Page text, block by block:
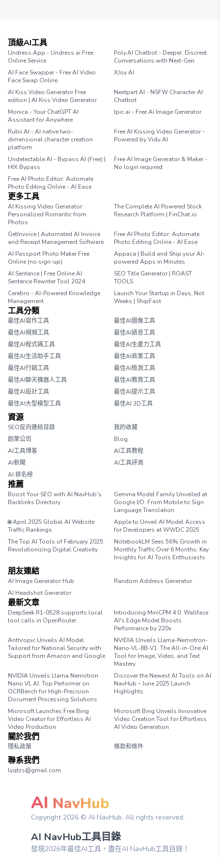
頂級AI工具
Undress.App - Undress ai Free
Online Service
Poly.AI Chatbot - Deeper, Discreet
Conversations with Next-Gen
AI Face Swapper - Free AI Video
Face Swap Online
XJoy AI
AI Kiss Video Generator Free
edition | AI Kiss Video Generator
Nextpart AI - NSFW Character AI
Chatbot
Monica - Your ChatGPT AI
Assistant for Anywhere
Ipic.ai - Free Ai Image Generator
Rubii AI - AI native two-
dimensional character creation
platform
Free AI Kissing Video Generator -
Powered by Vidu AI
Undetectable AI - Bypass AI (Free) |
HIX Bypass
Free AI Image Generator & Maker -
No login required
Free AI Photo Editor: Automate
Photo Editing Online - AI Ease
更多工具
AI Kissing Video Generator:
Personalized Romantic from
Photos
The Complete AI Powered Stock
Research Platform | FinChat.io
GetInvoice | Automated AI Invoice
and Receipt Management Software
Free AI Photo Editor: Automate
Photo Editing Online - AI Ease
AI Passport Photo Maker Free
Online (no sign-up)
Appaca | Build and Ship your AI-
powered Apps in Minutes
AI Sentence | Free Online AI
Sentence Rewriter Tool 2024
SEO Title Generator | ROAST
TOOLS
Cerebro - AI-Powered Knowledge
Management
Launch Your Startup in Days, Not
Weeks | ShipFast
工具分類
最佳AI寫作工具
最佳AI圖像工具
最佳AI視頻工具
最佳AI語音工具
最佳AI程式碼工具
最佳AI生產力工具
最佳AI生活助手工具
最佳AI商業工具
最佳AI行銷工具
最佳AI檢測工具
最佳AI聊天機器人工具
最佳AI教育工具
最佳AI設計工具
最佳AI提示工具
最佳AI大型模型工具
最佳AI 3D工具
資源
SEO反向連結目錄
我的收藏
創業公司
Blog
AI工具博客
AI工具教程
AI新聞
AI工具評測
AI 排名榜
推薦
Boost Your SEO with AI NavHub’s
Backlinks Directory
Gemma Model Family Unveiled at
Google I/O: From Mobile to Sign
Language Translation
🌐 April 2025 Global AI Website
Traffic Rankings
Apple to Unveil AI Model Access
for Developers at WWDC 2025
The Top AI Tools of February 2025:
Revolutionizing Digital Creativity
NotebookLM Sees 56% Growth in
Monthly Traffic Over 6 Months: Key
Insights for AI Tools Enthusiasts
朋友連結
AI Image Generator Hub
Random Address Generator
AI Headshot Generator
最新文章
DeepSeek R1-0528 supports local
tool calls in OpenRouter.
Introducing MiniCPM 4.0: Wallface
AI's Edge Model Boosts
Performance by 220x
Anthropic Unveils AI Model
Tailored for National Security with
Support from Amazon and Google
NVIDIA Unveils Llama-Nemotron-
Nano-VL-8B-V1: The All-in-One AI
Tool for Image, Video, and Text
Mastery
NVIDIA Unveils Llama Nemotron
Nano VL AI: Top Performer on
OCRBench for High-Precision
Document Processing Solutions
Discover the Newest AI Tools on AI
NavHub – June 2025 Launch
Highlights
Microsoft Launches Free Bing
Video Creator for Effortless AI
Video Production
Microsoft Bing Unveils Innovative
Video Creation Tool for Effortless
AI Video Generation
關於我們
隱私政策 條款和條件
聯系我們
lyqtzs@gmail.com
AI NavHub
Copyright 2026© AI NavHub. All rights reserved.
AI NavHub工具目錄
發現2026年最佳AI工具，盡在AI NavHub工具目錄！